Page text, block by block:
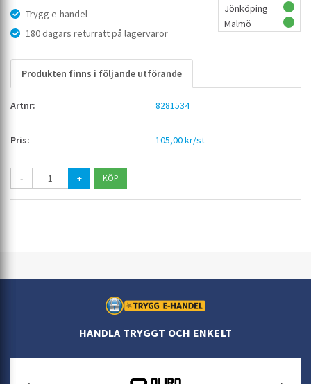
Trygg e-handel
180 dagars returrätt på lagervaror
Jönköping
Malmö
Produkten finns i följande utförande
8281534
105,00 kr/st
- +
HANDLA TRYGGT OCH ENKELT